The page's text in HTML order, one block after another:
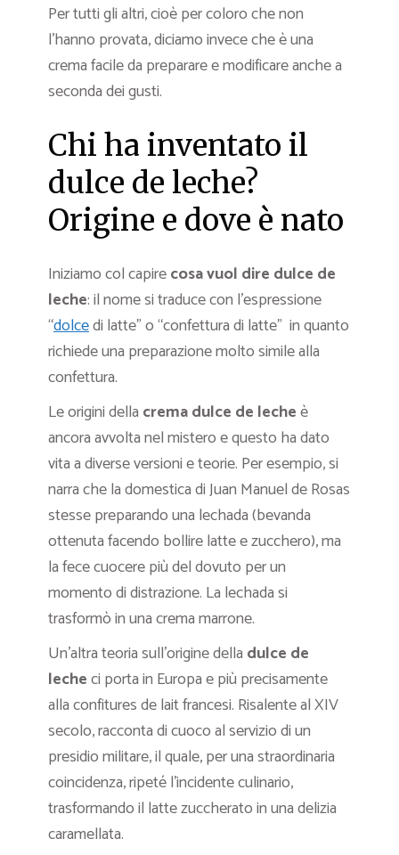
Per tutti gli altri, cioè per coloro che non
l’hanno provata, diciamo invece che è una
crema facile da preparare e modificare anche a
seconda dei gusti.
Chi ha inventato il
dulce de leche?
Origine e dove è nato
Iniziamo col capirecosa vuol dire dulce de
leche: il nome si traduce con l’espressione
“dolcedi latte” o “confettura di latte” in quanto
richiede una preparazione molto simile alla
confettura.
Le origini della crema dulce de lecheè
ancora avvolta nel mistero e questo ha dato
vita a diverse versioni e teorie. Per esempio, si
narra che la domestica di Juan Manuel de Rosas
stesse preparando una lechada (bevanda
ottenuta facendo bollire latte e zucchero), ma
la fece cuocere più del dovuto per un
momento di distrazione. La lechada si
trasformò in una crema marrone.
Un’altra teoria sull’origine della dulce de
lecheci porta in Europa e più precisamente
alla confitures de lait francesi. Risalente al XIV
secolo, racconta di cuoco al servizio di un
presidio militare, il quale, per una straordinaria
coincidenza, ripeté l’incidente culinario,
trasformando il latte zuccherato in una delizia
caramellata.